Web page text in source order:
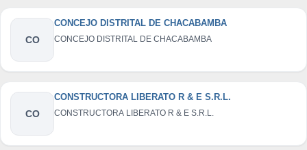
CO
CONCEJO DISTRITAL DE CHACABAMBA
CONCEJO DISTRITAL DE CHACABAMBA
CO
CONSTRUCTORA LIBERATO R & E S.R.L.
CONSTRUCTORA LIBERATO R & E S.R.L.